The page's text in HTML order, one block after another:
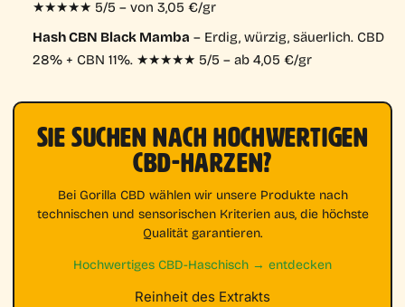
★★★★★ 5/5 – von 3,05 €/gr
Hash CBN Black Mamba – Erdig, würzig, säuerlich. CBD
28% + CBN 11%. ★★★★★ 5/5 – ab 4,05 €/gr
SIE SUCHEN NACH HOCHWERTIGEN
CBD-HARZEN?
Bei Gorilla CBD wählen wir unsere Produkte nach
technischen und sensorischen Kriterien aus, die höchste
Qualität garantieren.
Hochwertiges CBD-Haschisch → entdecken
Reinheit des Extrakts